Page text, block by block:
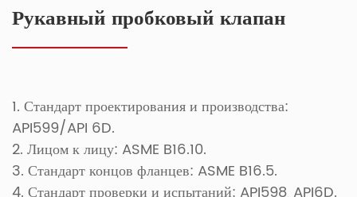
Рукавный пробковый клапан
1. Стандарт проектирования и производства:
API599/API 6D.
2. Лицом к лицу: ASME B16.10.
3. Стандарт концов фланцев: ASME B16.5.